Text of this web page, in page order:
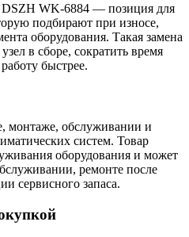
DSZH WK-6884 — позиция для
подбирают при износе,
оборудования. Такая замена
в сборе, сократить время
быстрее.
монтаже, обслуживании и
систем. Товар
оборудования и может
ремонте после
сервисного запаса.